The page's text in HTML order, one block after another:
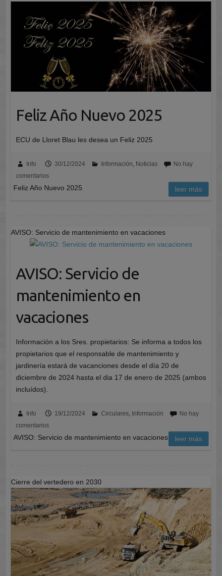
Feliz Año Nuevo 2025
ECU de Lloret Blau les desea un Feliz 2025
Info 30/12/2024 Información, Noticias
No hay
comentarios
Feliz Año Nuevo 2025 leer más
AVISO: Servicio de mantenimiento en vacaciones
AVISO: Servicio de
mantenimiento en
vacaciones
Información a los Sres. propietarios: Se informa a todos los
propietarios que el responsable de mantenimiento y
jardinería estará de vacanciones desde el día 20 de
diciembre de 2024 hasta el dia 17 de enero de 2025 (ambos
incluídos).
Info 19/12/2024 Circulares, Información
No hay
comentarios
AVISO: Servicio de mantenimiento en vacaciones leer más
Cierre del vertedero en 2030